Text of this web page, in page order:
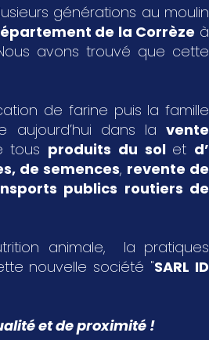
générations au moulin
de la Corrèze à
avons trouvé que cette
de farine puis la famille
aujourd’hui dans la vente
tous produits du sol et d’
de semences, revente de
publics routiers de
animale, la pratiques
nouvelle société "SARL ID
et de proximité !